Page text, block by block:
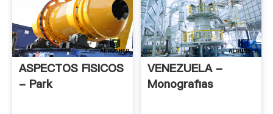
ASPECTOS FISICOS
- Park
VENEZUELA -
Monografias